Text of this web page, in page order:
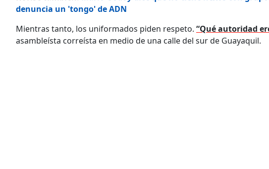
denuncia un 'tongo' de ADN
Mientras tanto, los uniformados piden respeto. “Qué autoridad
asambleísta correísta en medio de una calle del sur de Guayaquil.